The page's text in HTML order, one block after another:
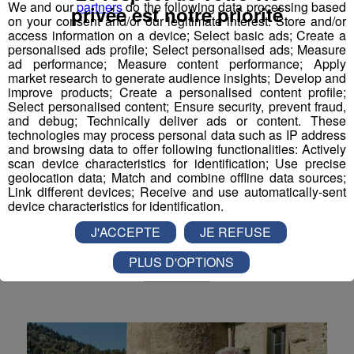
31.07.2026 Actualités Régionales 09h03 2'56"
31.07.2026 Actualités Régionales 08h32 2'06"
31.07.2026 Actualités Régionales 08h06 3'15"
31.07.2026 Actualités Régionales 07h32 2'00"
31.07.2026 Actualités Régionales 07h04 3'19"
30.07.2026 Actualités Régionales 13h03 2'03"
30.07.2026 Actualités Régionales 12h02 2'03"
Actualités Régionales 10h03
Actualités Régionales 09h32
30.07.2026 Actualités Régionales 08h34 2'12"
Réchauffement climatique : encore
un effondrement massif dans les
Alpes
Dimanche, un pan important de la face nord de l’Olan,
dans le massif des Ecrins, s’est effondré.
We and ourpartnersdo the following data processing based
on your consent and/or our legitimate interest: Store and/or
access information on a device; Select basic ads; Create a
personalised ads profile; Select personalised ads; Measure
ad performance; Measure content performance; Apply
market research to generate audience insights; Develop and
improve products; Create a personalised content profile;
Select personalised content; Ensure security, prevent fraud,
and debug; Technically deliver ads or content. These
technologies may process personal data such as IP address
and browsing data to offer following functionalities: Actively
scan device characteristics for identification; Use precise
geolocation data; Match and combine offline data sources;
Link different devices; Receive and use automatically-sent
device characteristics for identification.
privée est notre priorité
J'ACCEPTE
JE REFUSE
PLUS D'OPTIONS